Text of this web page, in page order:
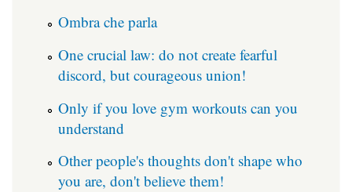
Ombra che parla
One crucial law: do not create fearful
discord, but courageous union!
Only if you love gym workouts can you
understand
Other people's thoughts don't shape who
you are, don't believe them!